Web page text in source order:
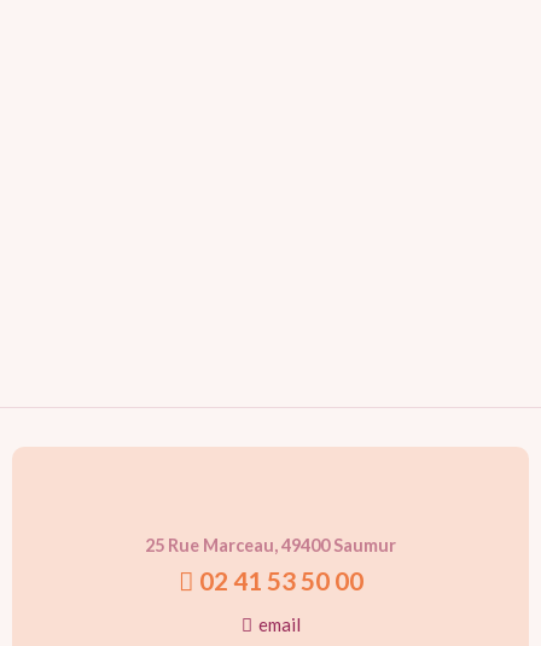
25 Rue Marceau, 49400 Saumur
02 41 53 50 00
email